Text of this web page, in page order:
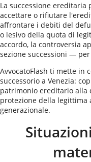
La successione
accettare o rifiutare
affrontare i debiti del
o lesivo della quota di
accordo, la controversia
sezione successioni —
AvvocatoFlash ti mette in
successorio a Venezia:
patrimonio ereditario alla
protezione della legittima
generazionale.